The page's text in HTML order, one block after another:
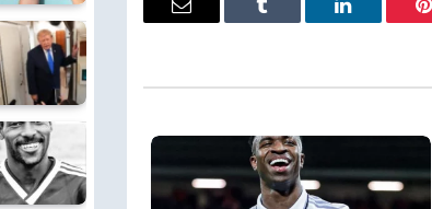
بينتيريستلينكدإن Tumblr
البريد